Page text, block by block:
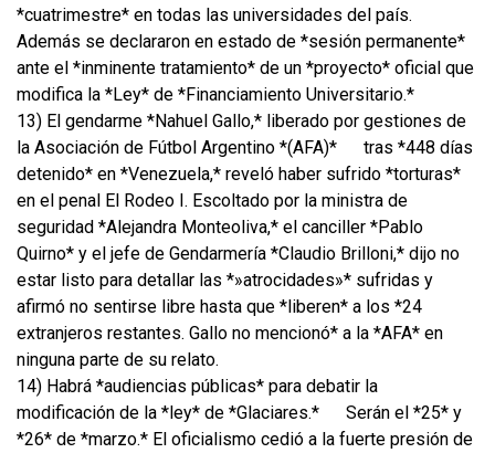
*cuatrimestre* en todas las universidades del país.
Además se declararon en estado de *sesión permanente*
ante el *inminente tratamiento* de un *proyecto* oficial que
modifica la *Ley* de *Financiamiento Universitario.*
13) El gendarme *Nahuel Gallo,* liberado por gestiones de
la Asociación de Fútbol Argentino *(AFA)*
tras *448 días
detenido* en *Venezuela,* reveló haber sufrido *torturas*
en el penal El Rodeo I. Escoltado por la ministra de
seguridad *Alejandra Monteoliva,* el canciller *Pablo
Quirno* y el jefe de Gendarmería *Claudio Brilloni,* dijo no
estar listo para detallar las *»atrocidades»* sufridas y
afirmó no sentirse libre hasta que *liberen* a los *24
extranjeros restantes. Gallo no mencionó* a la *AFA* en
ninguna parte de su relato.
14) Habrá *audiencias públicas* para debatir la
modificación de la *ley* de *Glaciares.*
Serán el *25* y
*26* de *marzo.* El oficialismo cedió a la fuerte presión de